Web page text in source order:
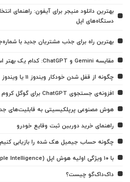
بهترین دانلود منیجر برای آیفون: راهنمای
دستگاه‌های اپل
بهترین راه برای جذب مشتریان جدید با
مقایسه Gemini و ChatGPT: کدام یک بهتر است؟
چگونه از قفل شدن خودکار ویندوز 11 یا ویندوز 10 جلوگیری کنیم؟
افزونه‌ی جستجوی ChatGPT برای گوگل کروم معرفی شد
هوش مصنوعی پرپلکیسیتی به قابلیت‌های
راهنمای خرید دوربین ثبت وقایع خودرو
چگونه حساب جیمیل هک شده را بازیابی
با ۱۰ ویژگی اولیه هوش اپل (Apple Intelligence) آشنا شوید
داک‌داک‌گو چیست؟